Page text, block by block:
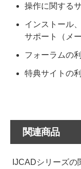
操作に関する
インストール
サポート（メ
フォーラムの
特典サイトの
関連商品
IJCADシリーズ